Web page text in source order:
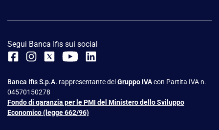
Segui Banca Ifis sui social
Banca Ifis S.p.A. rappresentante del Gruppo IVAcon Partita IVA n.
04570150278
Fondo di garanzia per le PMI del Ministero dello Sviluppo
Economico (legge 662/96)